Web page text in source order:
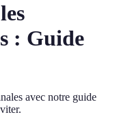
: Guide
avec notre guide